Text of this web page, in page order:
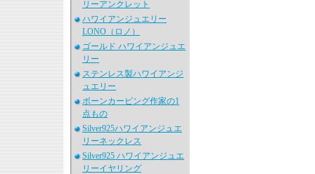
リーアンクレット
ハワイアンジュエリー
LONO（ロノ）
ゴールド ハワイアンジュエ
リー
ステンレス製ハワイアンジ
ュエリー
ボーンカービング作家の1
点もの
Silver925ハワイアンジュエ
リーネックレス
Silver925 ハワイアンジュエ
リーイヤリング